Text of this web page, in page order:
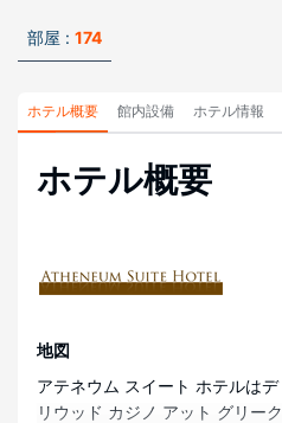
部屋 : 174
ホテル概要 館内設備 ホテル情報
ホテル概要
地図
アテネウム スイート ホテルは
リウッド カジノ アット グリー